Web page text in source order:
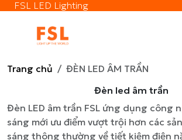
FSL LED Lighting
Trang chủ
ĐÈN LED ÂM TRẦN
Đèn led âm trần
Đèn LED âm trần FSL ứng dụng công
sáng mới ưu điểm vượt trội hơn các
sáng thông thường về tiết kiệm điện